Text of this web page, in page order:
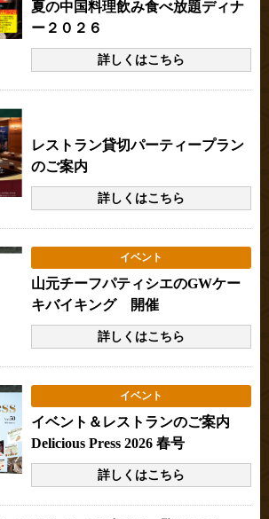
夏の中国料理飲み食べ放題ディナ
ー２０２６
詳しくはこちら
レストラン貸切パーティープラン
のご案内
詳しくはこちら
イベント
山元チーフパティシエのGWケー
キバイキング 開催
詳しくはこちら
イベント
イベント＆レストランのご案内
Delicious Press 2026 春号
詳しくはこちら